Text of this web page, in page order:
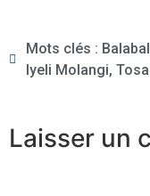
Mots clés :
Iyeli Molangi,
Laisser un